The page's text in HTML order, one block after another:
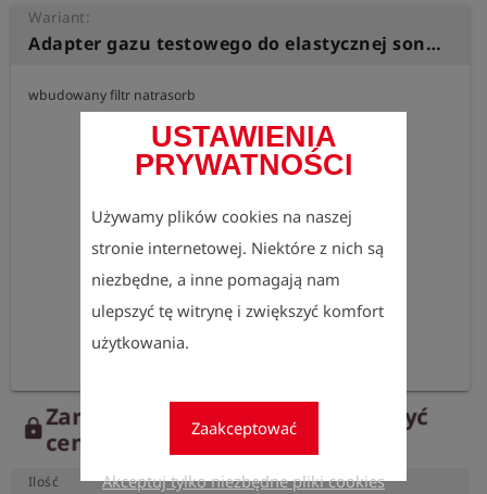
USTAWIENIA
PRYWATNOŚCI
Używamy plików cookies na naszej
stronie internetowej. Niektóre z nich są
niezbędne, a inne pomagają nam
ulepszyć tę witrynę i zwiększyć komfort
użytkowania.
Zaakceptować
Akceptuj tylko niezbędne pliki cookies
Wariant:
Adapter gazu testowego do elastycznej sondy szybkozłączkowej V3 - HMG Z wbudowanym filtrem wilgoci.
wbudowany filtr natrasorb
lockZarejestruj się teraz, aby zobaczyć
ceny.
Ilość